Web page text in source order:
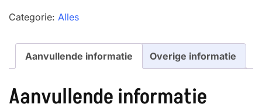
Categorie: Alles
Aanvullende informatie Overige informatie
Aanvullende informatie